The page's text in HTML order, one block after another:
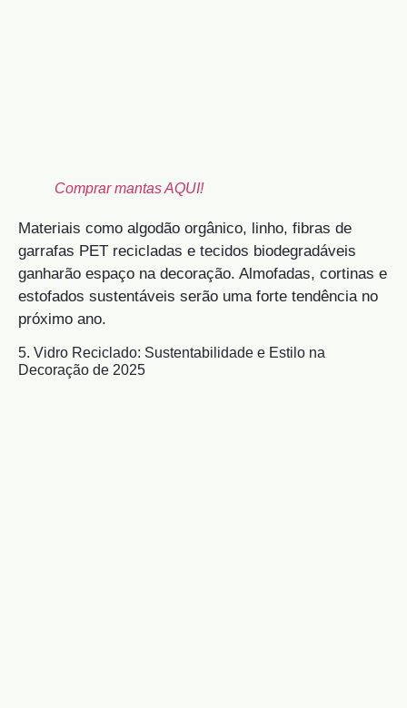
Comprar mantas AQUI!
Materiais como algodão orgânico, linho, fibras de
garrafas PET recicladas e tecidos biodegradáveis
ganharão espaço na decoração. Almofadas, cortinas e
estofados sustentáveis serão uma forte tendência no
próximo ano.
5. Vidro Reciclado: Sustentabilidade e Estilo na
Decoração de 2025